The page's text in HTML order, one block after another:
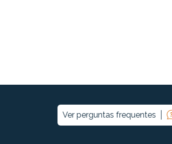
Ver perguntas frequentes